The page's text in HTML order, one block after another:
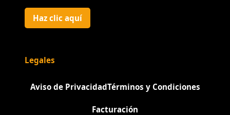
Haz clic aquí
Legales
Aviso de PrivacidadTérminos y Condiciones
Facturación